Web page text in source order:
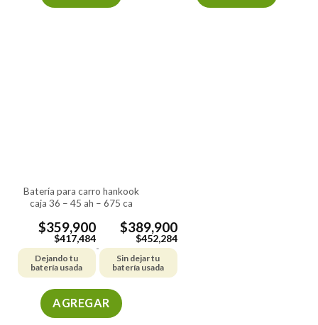
página
de
producto
batería para carro hankook
caja 36 – 45 ah – 675 ca
$359,900
$417,484
Dejando tu
batería usada
-
$389,900
$452,284
Sin dejar tu
batería usada
AGREGAR